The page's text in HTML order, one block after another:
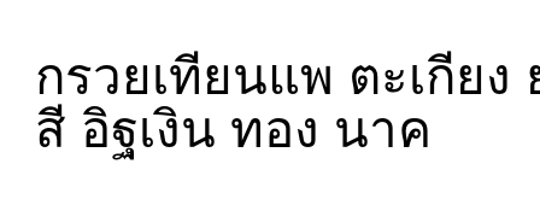
กรวยเทียนแพ ตะเกียง
สี อิฐเงิน ทอง นาค